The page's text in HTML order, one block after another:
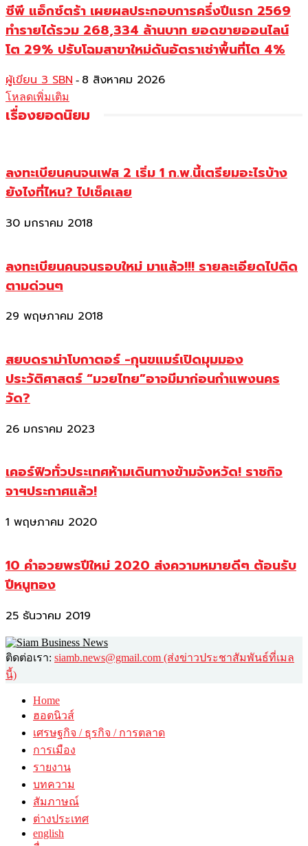
ซีพี แอ็กซ์ตร้า เผยผลประกอบการครึ่งปีแรก 2569
ทำรายได้รวม 268,334 ล้านบาท ยอดขายออนไลน์
โต 29% ปรับโฉมสาขาใหม่ดันอัตราเช่าพื้นที่โต 4%
ผู้เขียน 3 SBN - 8 สิงหาคม 2026
โหลดเพิ่มเติม
เรื่องยอดนิยม
ลงทะเบียนคนจนเฟส 2 เริ่ม 1 ก.พ.นี้เตรียมอะไรบ้าง
ยังไงที่ไหน? ไปเช็คเลย
30 มกราคม 2018
ลงทะเบียนคนจนรอบใหม่ มาแล้ว!!! รายละเอียดไปติด
ตามด่วนๆ
29 พฤษภาคม 2018
สยบดราม่าโบกาตอร์ -กุนขแมร์เปิดมุมมอง
ประวัติศาสตร์ “มวยไทย”อาจมีมาก่อนกำแพงนคร
วัด?
26 มกราคม 2023
เคอร์ฟิวทั่วประเทศห้ามเดินทางข้ามจังหวัด! ราชกิจ
จาฯประกาศแล้ว!
1 พฤษภาคม 2020
10 คำอวยพรปีใหม่ 2020 ส่งความหมายดีๆ ต้อนรับ
ปีหนูทอง
25 ธันวาคม 2019
ติดต่อเรา: siamb.news@gmail.com (ส่งข่าวประชาสัมพันธ์ที่เมล
นี้)
Home
ฮอตนิวส์
เศรษฐกิจ / ธุรกิจ / การตลาด
การเมือง
รายงาน
บทความ
สัมภาษณ์
ต่างประเทศ
english